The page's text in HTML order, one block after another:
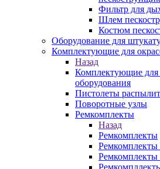
Фильтр для
Шлем
Костюм
Оборудование для
Комплектующие для
Назад
Комплектующие для
оборудования
Пистолеты
Поворотные узлы
Ремкомплекты
Назад
Ремкомплекты
Ремкомплекты
Ремкомплекты